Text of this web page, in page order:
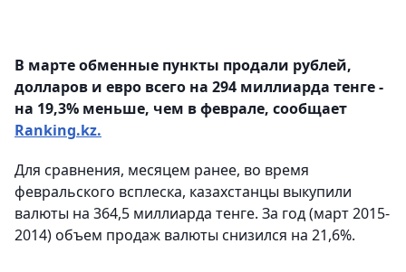
В марте обменные пункты продали рублей,
долларов и евро всего на 294 миллиарда тенге -
на 19,3% меньше, чем в феврале, сообщает
Ranking.kz.
Для сравнения, месяцем ранее, во время
февральского всплеска, казахстанцы выкупили
валюты на 364,5 миллиарда тенге. За год (март 2015-
2014) объем продаж валюты снизился на 21,6%.